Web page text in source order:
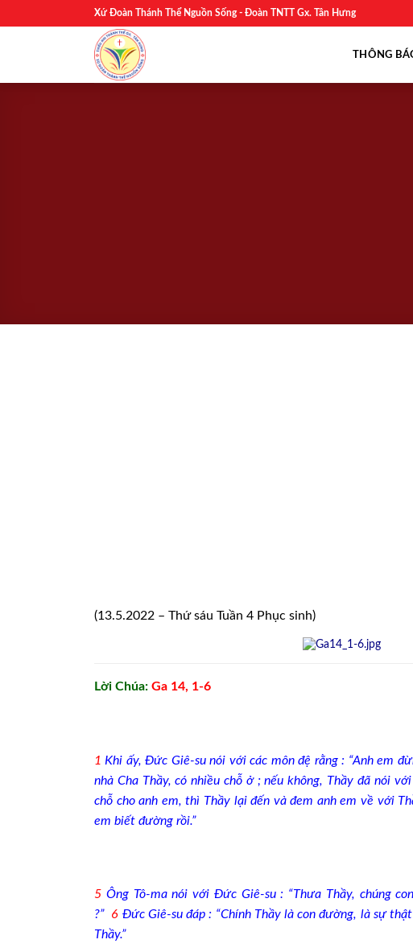
to
Xứ Đoàn Thánh Thể Nguồn Sống - Đoàn TNTT Gx. Tân Hưng
THÔNG
(13.5.2022 – Thứ sáu Tuần 4 Phục sinh)
Lời Chúa: Ga 14, 1-6
1 Khi ấy, Đức Giê-su nói với các môn đệ rằng : “Anh em
nhà Cha Thầy, có nhiều chỗ ở ; nếu không, Thầy đã nói
chỗ cho anh em, thì Thầy lại đến và đem anh em về với
em biết đường rồi.”
5 Ông Tô-ma nói với Đức Giê-su : “Thưa Thầy, chúng
?” 6 Đức Giê-su đáp : “Chính Thầy là con đường, là sự
Thầy.”